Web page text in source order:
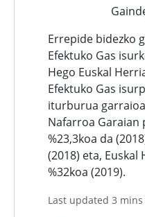
Errepide bidezko
Efektuko Gas
Hego Euskal
Efektuko Gas
iturburua
Nafarroa
%23,3koa da
(2018) eta, Euskal
%32koa (2019).
Last updated 3 mins